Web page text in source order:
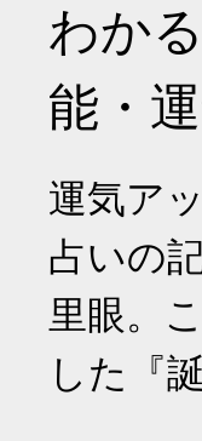
わか
能・
運気ア
占いの
里眼。
した『